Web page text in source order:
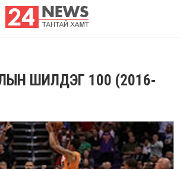
ШИЛДЭГ 100 (2016-